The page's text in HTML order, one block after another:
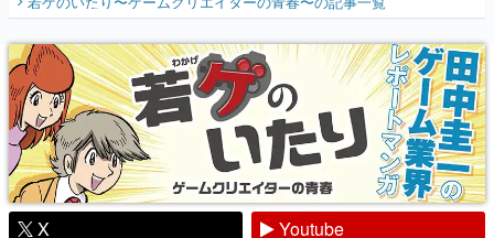
『少年ジャンプ』色だった【若ゲのいた
り】
X
Youtube